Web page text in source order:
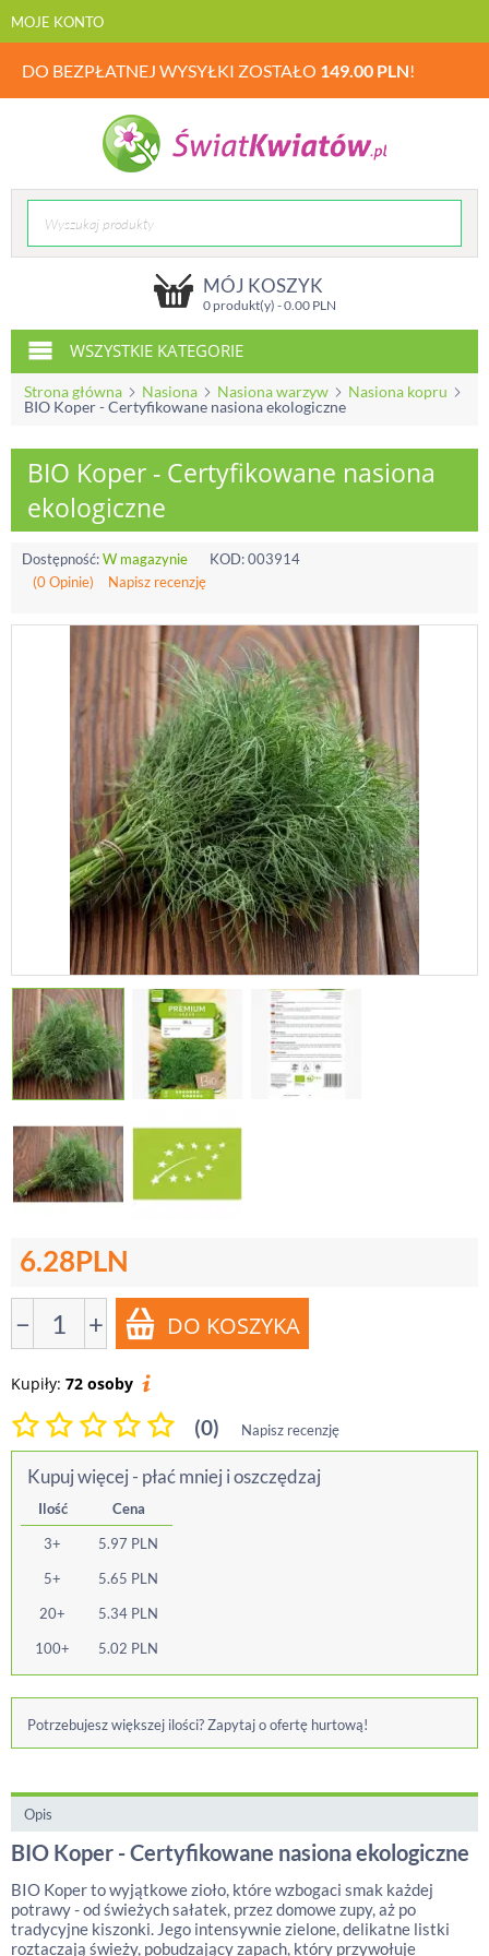
MOJE KONTO
DO BEZPŁATNEJ WYSYŁKI ZOSTAŁO 149.00 PLN!
MÓJ KOSZYK
0 produkt(y) -0.00PLN
WSZYSTKIE KATEGORIE
Strona główna Nasiona Nasiona warzyw
Nasiona kopru
BIO Koper - Certyfikowane nasiona ekologiczne
BIO Koper - Certyfikowane nasiona
ekologiczne
Dostępność:W magazynie KOD:003914
(0 Opinie)
Napisz recenzję
6.28PLN
− +
Kupiły: 72 osoby
(0) Napisz recenzję
Kupuj więcej - płać mniej i oszczędzaj
Ilość
Cena
3+
5.97 PLN
5+
5.65 PLN
20+
5.34 PLN
100+
5.02 PLN
Potrzebujesz większej ilości? Zapytaj o ofertę hurtową!
Opis
BIO Koper - Certyfikowane nasiona ekologiczne
BIO Koper to wyjątkowe zioło, które wzbogaci smak każdej
potrawy - od świeżych sałatek, przez domowe zupy, aż po
tradycyjne kiszonki. Jego intensywnie zielone, delikatne listki
roztaczają świeży, pobudzający zapach, który przywołuje